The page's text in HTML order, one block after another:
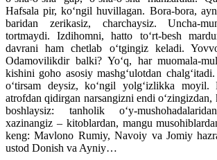
Hafsala pir, koʻngil huvillagan. Bora-bora,
baridan zerikasiz, charchaysiz. Uncha-
tortmaydi. Izdihomni, hatto toʻrt-besh
davrani ham chetlab oʻtgingiz keladi.
Odamovilikdir balki? Yoʻq, har muomala-
kishini goho asosiy mashgʻulotdan
oʻtirsam deysiz, koʻngil yolgʻizlikka moyil.
atrofdan qidirgan narsangizni endi
boshlaysiz: tanholik oʻy-
xazinangiz – kitoblardan, mangu
keng: Mavlono Rumiy, Navoiy va Jomiy
ustod Donish va Ayniy…